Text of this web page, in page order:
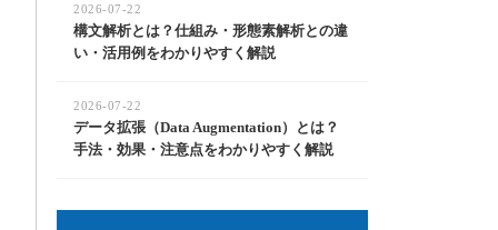
構文解析とは？仕組み・形態素解析との違
い・活用例をわかりやすく解説
2026-07-22
データ拡張（Data Augmentation）とは？
手法・効果・注意点をわかりやすく解説
2026-07-22